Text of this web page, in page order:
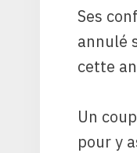
Ses
annulé
cette
Un
pour y